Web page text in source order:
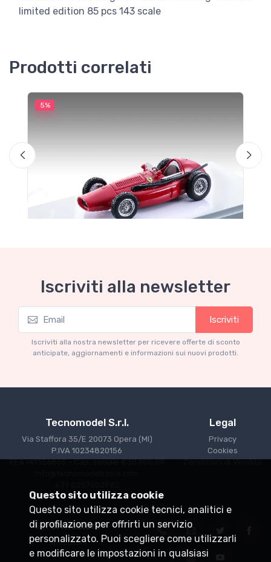
limited edition 85 pcs 143 scale
Prodotti correlati
5%
Mythos Collection 1-43
TM43-22A Ferrari 553 Squalo 1954 Monza
Test Driver A. Ascari
€94.05 €99.00
Iscriviti alla newsletter
Iscriviti
Iscriviti alla nostra newsletter per ricevere offerte di sconto
anticipate, aggiornamenti e informazioni sui nuovi prodotti.
Tecnomodel S.r.l.
Via Staffora 35/E 20073 Opera (MI)
P.IVA 10234820156
REA MI1356865 - Cap. sociale €30.000,00
Legal
Privacy
Cookies
Condizioni di Vendita
Informazioni
Spedizioni
Punti vendita
Questo sito utilizza cookie
Questo sito utilizza cookie tecnici, analitici e
di profilazione per offrirti un servizio
personalizzato. Puoi scegliere come utilizzarli
e modificare le impostazioni in qualsiasi